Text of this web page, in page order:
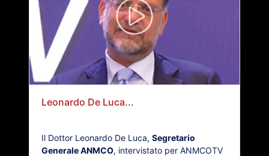
Leonardo De Luca...
Il Dottor Leonardo De Luca, Segretario
Generale ANMCO, intervistato per ANMCOTV